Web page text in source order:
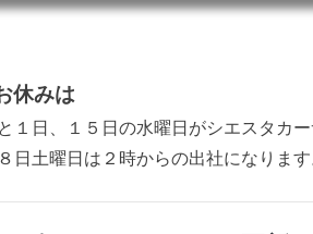
休みは
１日、１５日の水曜日がシエスタカー
日土曜日は２時からの出社になります